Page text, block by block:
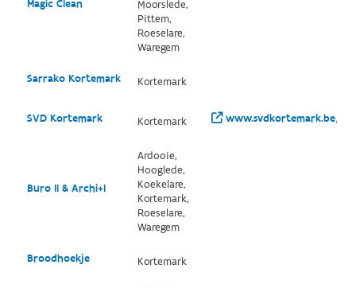
Magic Clean
Moorslede,
Pittem,
Roeselare,
Waregem
Sarrako Kortemark Kortemark
SVD Kortemark Kortemark www.svdkortemark.be/
Buro II & Archi+I
Ardooie,
Hooglede,
Koekelare,
Kortemark,
Roeselare,
Waregem
Broodhoekje Kortemark